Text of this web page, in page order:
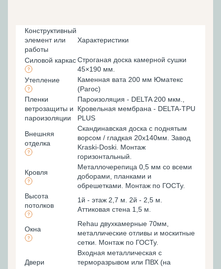
Конструктивный
элемент или
работы
Характеристики
Силовой каркасСтроганая доска камерной сушки
45×190 мм.
Утепление
Каменная вата 200 мм Юматекс
(Paroc)
Пленки
ветрозащиты и
пароизоляции
Пароизоляция - DELTA 200 мкм.,
Кровельная мембрана - DELTA-TPU
PLUS
Внешняя
отделка
Скандинавская доска с поднятым
ворсом / гладкая 20х140мм. Завод
Kraski-Doski. Монтаж
горизонтальный.
Кровля
Металлочерепица 0,5 мм со всеми
доборами, планками и
обрешетками. Монтаж по ГОСТу.
Высота
потолков
1й - этаж 2,7 м. 2й - 2,5 м.
Аттиковая стена 1,5 м.
Окна
Rehau двухкамерные 70мм,
металлические отливы и москитные
сетки. Монтаж по ГОСТу.
Двери
Входная металлическая с
терморазрывом или ПВХ (на